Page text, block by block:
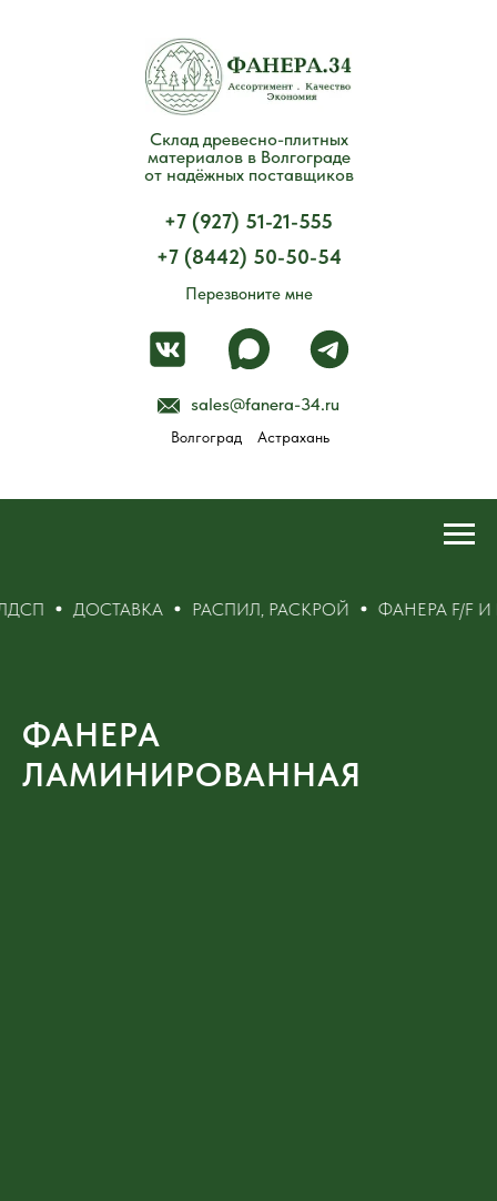
Склад древесно-плитных
материалов в Волгограде
от надёжных поставщиков
+7 (927) 51-21-555
+7 (8442) 50-50-54
Перезвоните мне
sales@fanera-34.ru
Волгоград Астрахань
ДОСТАВКА РАСПИЛ, РАСКРОЙ ФАНЕРА F/F И
ФАНЕРА
ЛАМИНИРОВАННАЯ